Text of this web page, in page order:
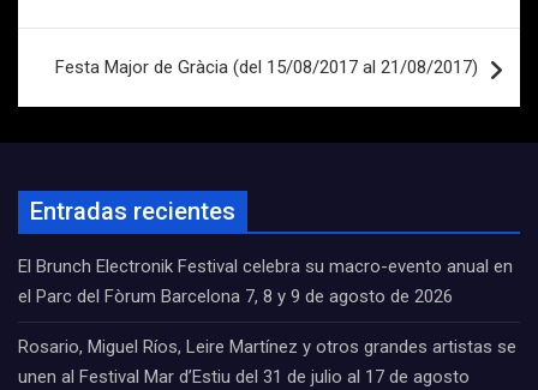
Festa Major de Gràcia (del 15/08/2017 al 21/08/2017)
Entradas recientes
El Brunch Electronik Festival celebra su macro-evento anual en
el Parc del Fòrum Barcelona 7, 8 y 9 de agosto de 2026
Rosario, Miguel Ríos, Leire Martínez y otros grandes artistas se
unen al Festival Mar d’Estiu del 31 de julio al 17 de agosto